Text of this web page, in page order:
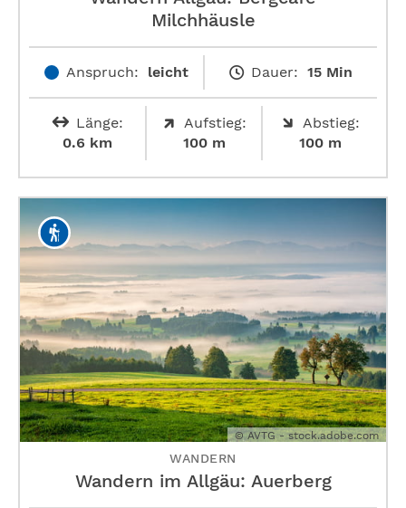
Milchhäusle
Anspruch: leicht Dauer: 15 Min
Länge:
0.6 km
Aufstieg:
100 m
Abstieg:
100 m
© AVTG - stock.adobe.com
WANDERN
Wandern im Allgäu: Auerberg